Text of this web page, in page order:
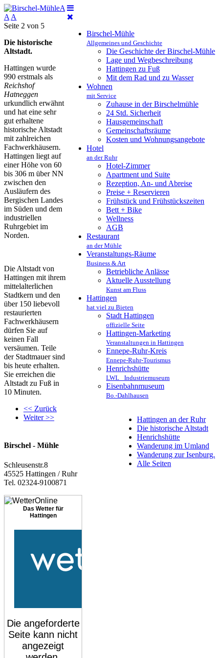
Birschel-Mühle
Allgemeines und Geschichte
Die Geschichte der Birschel-Mühle
Lage und Wegbeschreibung
Hattingen zu Fuß
Mit dem Rad und zu Wasser
Wohnen
mit Service
Zuhause in der Birschelmühle
24 Std. Sicherheit
Hausgemeinschaft
Gemeinschaftsräume
Kosten und Wohnungsangebote
Hotel
an der Ruhr
Hotel-Zimmer
Apartment und Suite
Rezeption, An- und Abreise
Preise + Reservieren
Frühstück und Frühstückszeiten
Bett + Bike
Wellness
AGB
Restaurant
an der Mühle
Veranstaltungs-Räume
Business & Art
Betriebliche Anlässe
Aktuelle Ausstellung
Kunst am Fluss
Hattingen
hat viel zu Bieten
Stadt Hattingen
offizielle Seite
Hattingen-Marketing
Veranstaltungen in Hattingen
Ennepe-Ruhr-Kreis
Ennepe-Ruhr-Tourismus
Henrichshütte
LWL_ Industriemuseum
Eisenbahnmuseum
Bo.-Dahlhausen
A
A A
Hattingen an der Ruhr
Die historische Altstadt
Henrichshütte
Wanderung im Umland
Wanderung zur Isenburg.
Alle Seiten
Seite 2 von 5
Die historische
Altstadt.
Hattingen wurde
990 erstmals als
Reichshof
Hatneggen
urkundlich erwähnt
und hat eine sehr
gut erhaltene
historische Altstadt
mit zahlreichen
Fachwerkhäusern.
Hattingen liegt auf
einer Höhe von 60
bis 306 m über NN
zwischen den
Ausläufern des
Bergischen Landes
im Süden und dem
industriellen
Ruhrgebiet im
Norden.
Die Altstadt von
Hattingen mit ihrem
mittelalterlichen
Stadtkern und den
über 150 liebevoll
restaurierten
Fachwerkhäusern
dürfen Sie auf
keinen Fall
versäumen. Teile
der Stadtmauer sind
bis heute erhalten.
Sie erreichen die
Altstadt zu Fuß in
10 Minuten.
<< Zurück
Weiter >>
Birschel - Mühle
Schleusenstr.8
45525 Hattingen / Ruhr
Tel. 02324-9100871
Das Wetter für
Hattingen